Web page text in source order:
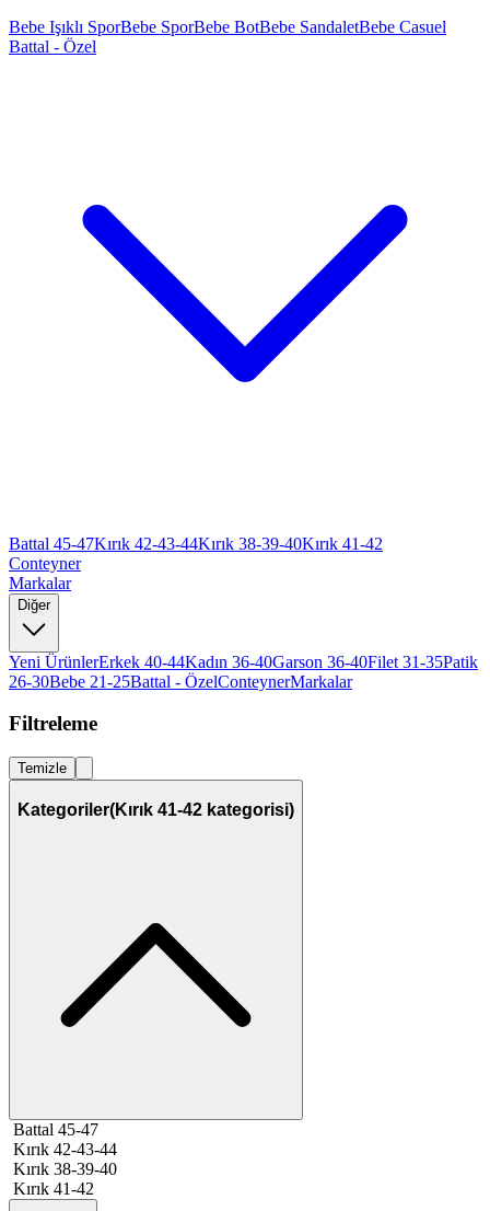
Bebe Işıklı SporBebe SporBebe BotBebe SandaletBebe Casuel
Battal - Özel
Battal 45-47Kırık 42-43-44Kırık 38-39-40Kırık 41-42
Conteyner
Markalar
Diğer
Yeni ÜrünlerErkek 40-44Kadın 36-40Garson 36-40Filet 31-35Patik
26-30Bebe 21-25Battal - ÖzelConteynerMarkalar
Filtreleme
Temizle
Kategoriler(Kırık 41-42 kategorisi)
Battal 45-47
Kırık 42-43-44
Kırık 38-39-40
Kırık 41-42